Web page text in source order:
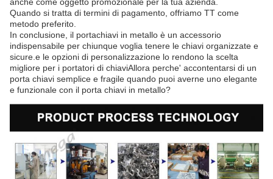
anche come oggetto promozionale per la tua azienda.
Quando si tratta di termini di pagamento, offriamo TT come
metodo preferito.
In conclusione, il portachiavi in metallo è un accessorio
indispensabile per chiunque voglia tenere le chiavi organizzate e
sicure.e le opzioni di personalizzazione lo rendono la scelta
migliore per i portatori di chiaviAllora perche' accontentarsi di un
porta chiavi semplice e fragile quando puoi averne uno elegante
e funzionale con il porta chiavi in metallo?